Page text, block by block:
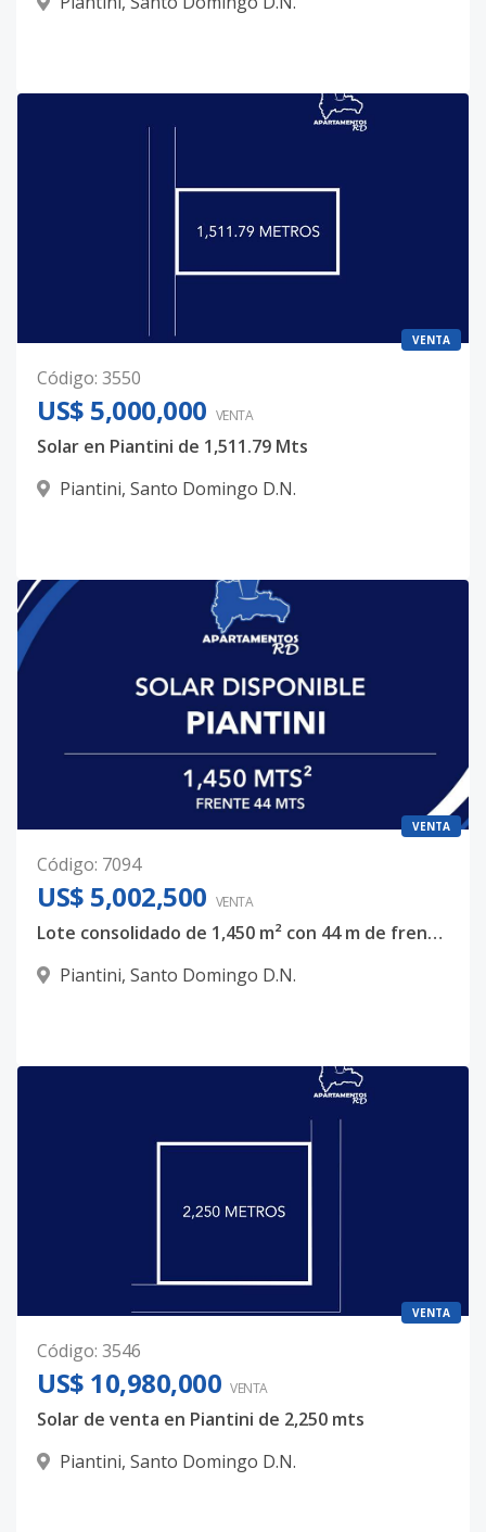
VENTA
Código: 3550
US$ 5,000,000 VENTA
Solar en Piantini de 1,511.79 Mts
Piantini, Santo Domingo D.N.
VENTA
Código: 7094
US$ 5,002,500 VENTA
Lote consolidado de 1,450 m² con 44 m de frente para desarrollo de alta escala en Piantini
Piantini, Santo Domingo D.N.
VENTA
Código: 3546
US$ 10,980,000 VENTA
Solar de venta en Piantini de 2,250 mts
Piantini, Santo Domingo D.N.